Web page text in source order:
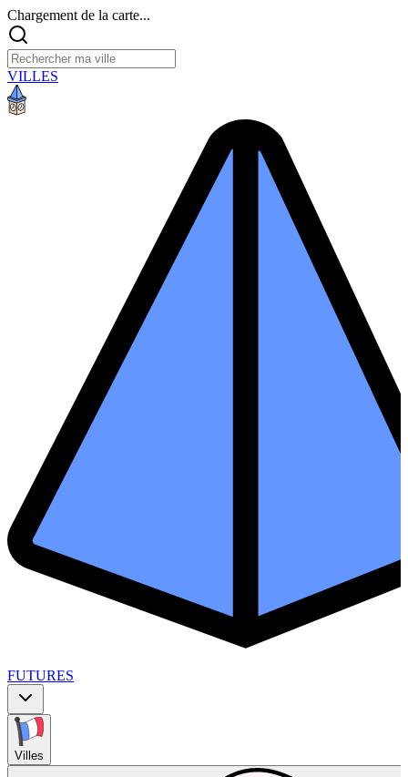
Chargement de la carte...
VILLES
FUTURES
Villes